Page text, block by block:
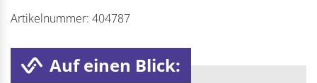
Artikelnummer: 404787
Auf einen Blick: